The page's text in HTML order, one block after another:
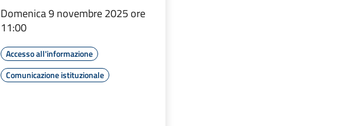
Domenica 9 novembre 2025 ore
11:00
Accesso all'informazione
Comunicazione istituzionale